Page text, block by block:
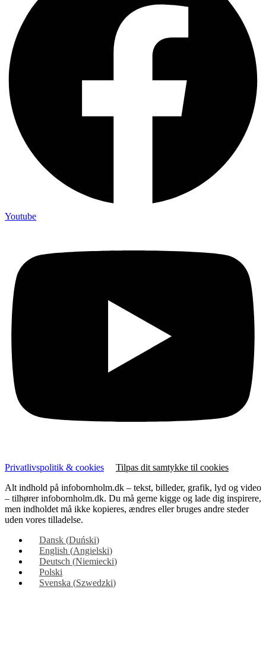
Youtube
Privatlivspolitik & cookies
Tilpas dit samtykke til cookies
Alt indhold på infobornholm.dk – tekst, billeder, grafik, lyd og video
– tilhører infobornholm.dk. Du må gerne kigge og lade dig inspirere,
men indholdet må ikke kopieres, ændres eller bruges andre steder
uden vores tilladelse.
Dansk (Duński)
English (Angielski)
Deutsch (Niemiecki)
Polski
Svenska (Szwedzki)